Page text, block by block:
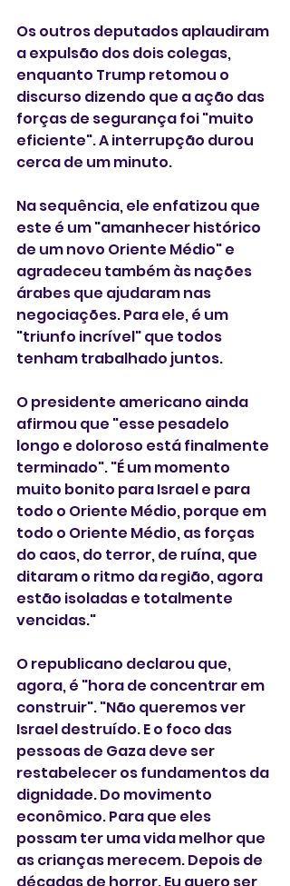
Os outros deputados aplaudiram
a expulsão dos dois colegas,
enquanto Trump retomou o
discurso dizendo que a ação das
forças de segurança foi "muito
eficiente". A interrupção durou
cerca de um minuto.
Na sequência, ele enfatizou que
este é um "amanhecer histórico
de um novo Oriente Médio" e
agradeceu também às nações
árabes que ajudaram nas
negociações. Para ele, é um
"triunfo incrível" que todos
tenham trabalhado juntos.
O presidente americano ainda
afirmou que "esse pesadelo
longo e doloroso está finalmente
terminado". "É um momento
muito bonito para Israel e para
todo o Oriente Médio, porque em
todo o Oriente Médio, as forças
do caos, do terror, de ruína, que
ditaram o ritmo da região, agora
estão isoladas e totalmente
vencidas."
O republicano declarou que,
agora, é "hora de concentrar em
construir". "Não queremos ver
Israel destruído. E o foco das
pessoas de Gaza deve ser
restabelecer os fundamentos da
dignidade. Do movimento
econômico. Para que eles
possam ter uma vida melhor que
as crianças merecem. Depois de